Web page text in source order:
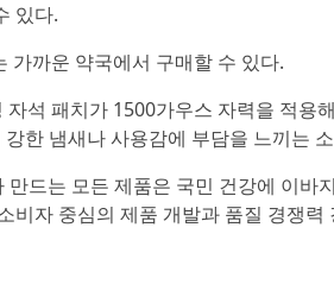
있다.
가까운 약국에서 구매할 수 있다.
석 패치가 1500가우스 자력을 적용
한 냄새나 사용감에 부담을 느끼는
만드는 모든 제품은 국민 건강에 이
비자 중심의 제품 개발과 품질 경쟁